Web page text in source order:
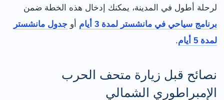
لرحلة أطول في المدينة، يمكنك إدخال هذه الخطة ضمن
برنامج سياحي في مانشستر لمدة 3 أيام
أو جدول مانشستر
لمدة 5 أيام
.
نصائح قبل زيارة متحف الحرب
الإمبراطوري الشمالي